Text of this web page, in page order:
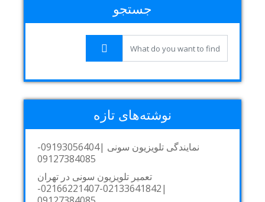
جستجو
نوشته‌های تازه
نمایندگی تلویزیون سونی |09193056404-
09127384085
تعمیر تلویزیون سونی در تهران
|02133641842-02166221407-